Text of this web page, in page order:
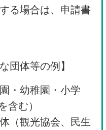
る場合は、申請書
団体等の例】
・幼稚園・小学
含む）
（観光協会、民生